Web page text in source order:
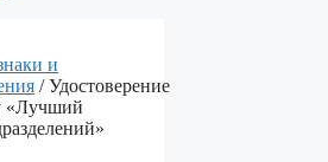
и
/ Удостоверение
«Лучший